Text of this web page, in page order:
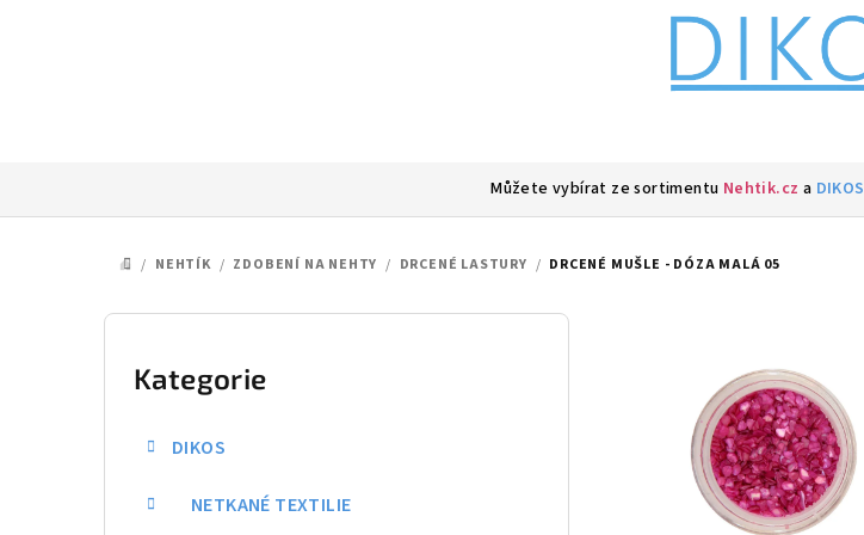
Můžete vybírat ze sortimentu Nehtik.cz a DIKOS
DOMŮ
/ NEHTÍK / ZDOBENÍ NA NEHTY / DRCENÉ LASTURY / DRCENÉ MUŠLE - DÓZA MALÁ 05
P
Přeskočit
kategorie
Kategorie
DIKOS
NETKANÉ TEXTILIE